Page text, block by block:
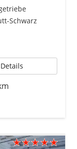
Schwarz
Details